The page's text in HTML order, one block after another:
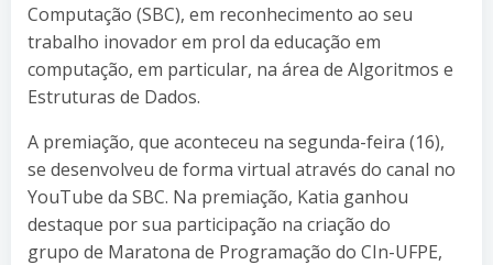
Computação (SBC), em reconhecimento ao seu
trabalho inovador em prol da educação em
computação, em particular, na área de Algoritmos e
Estruturas de Dados.
A premiação, que aconteceu na segunda-feira (16),
se desenvolveu de forma virtual através do canal no
YouTube da SBC. Na premiação, Katia ganhou
destaque por sua participação na criação do
grupo de Maratona de Programação do CIn-UFPE,